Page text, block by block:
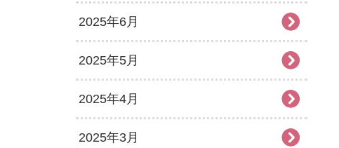
2025年6月
2025年5月
2025年4月
2025年3月